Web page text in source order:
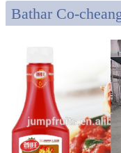
Bathar Co-